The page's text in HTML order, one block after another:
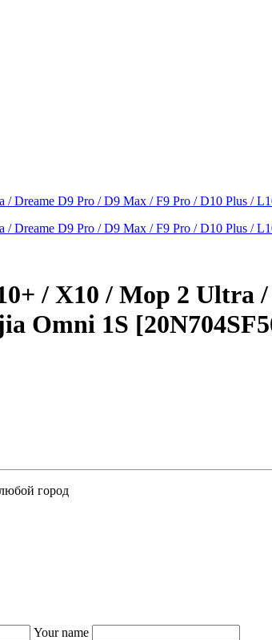
/ X10 / Мop 2 Ultra
Оmni 1S
город
Your name